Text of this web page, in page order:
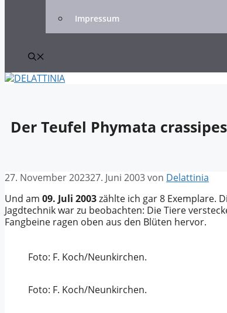
Impressum
Der Teufel Phymata
27. November 202327. Juni 2003von Delattinia
Und am 09. Juli 2003zählte ich gar 8 Exemplare.
Jagdtechnik war zu beobachten: Die Tiere
Fangbeine ragen oben aus den Blüten hervor.
Foto: F. Koch/Neunkirchen.
Foto: F. Koch/Neunkirchen.